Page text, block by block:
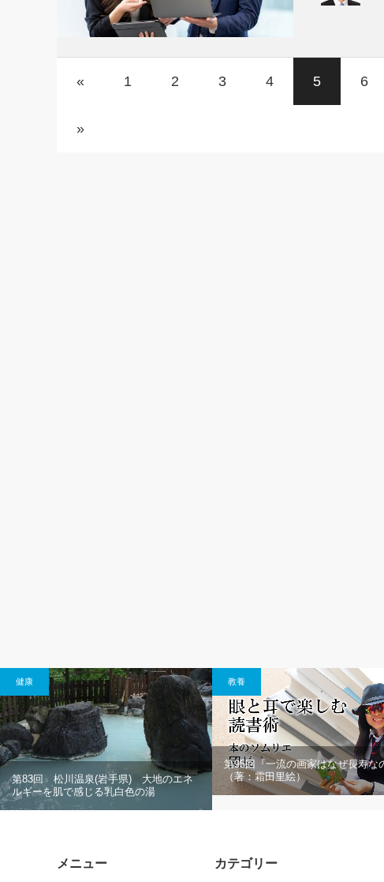
« 1 2 3 4 5 6
»
健康
第83回 松川温泉(岩手県) 大地のエネ
ルギーを肌で感じる乳白色の湯
教養
第95回『一流の画家はなぜ長寿な
（著：霜田里絵）
メニュー カテゴリー